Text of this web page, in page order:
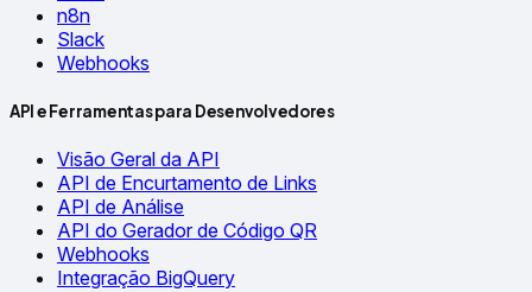
n8n
Slack
Webhooks
API e Ferramentas para Desenvolvedores
Visão Geral da API
API de Encurtamento de Links
API de Análise
API do Gerador de Código QR
Webhooks
Integração BigQuery